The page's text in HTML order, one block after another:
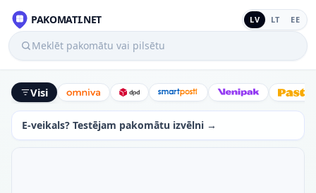
PAKOMATI.NET LV LT EE
Meklēt pakomātu vai pilsētu
Visi Omniva DPD SmartPostiVenipak
E-veikals? Testējam pakomātu izvēlni →